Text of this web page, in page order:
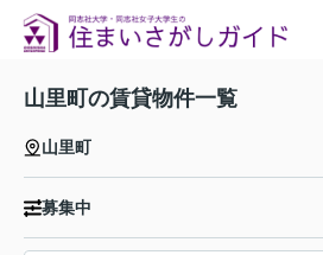
山里町の賃貸物件一覧
山里町
募集中